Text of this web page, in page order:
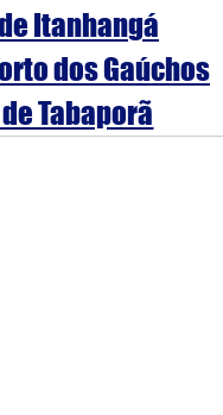
Itanhangá
dos Gaúchos
Tabaporã